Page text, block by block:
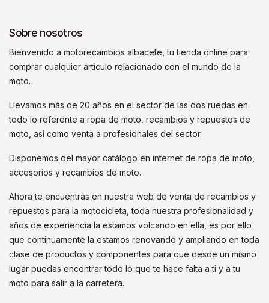
Sobre nosotros
Bienvenido a motorecambios albacete, tu tienda online para
comprar cualquier artículo relacionado con el mundo de la
moto.
Llevamos más de 20 años en el sector de las dos ruedas en
todo lo referente a ropa de moto, recambios y repuestos de
moto, así como venta a profesionales del sector.
Disponemos del mayor catálogo en internet de ropa de moto,
accesorios y recambios de moto.
Ahora te encuentras en nuestra web de venta de recambios y
repuestos para la motocicleta, toda nuestra profesionalidad y
años de experiencia la estamos volcando en ella, es por ello
que continuamente la estamos renovando y ampliando en toda
clase de productos y componentes para que desde un mismo
lugar puedas encontrar todo lo que te hace falta a ti y a tu
moto para salir a la carretera.